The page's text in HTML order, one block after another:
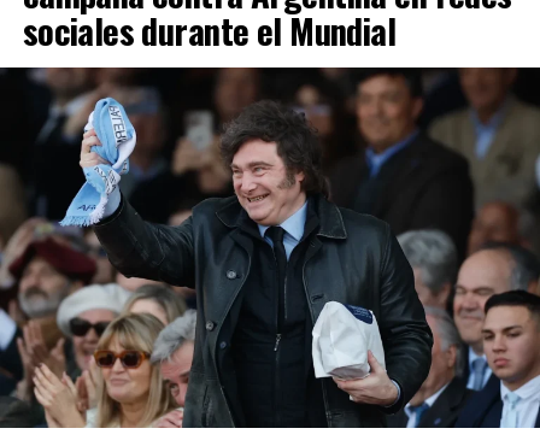
sociales durante el Mundial